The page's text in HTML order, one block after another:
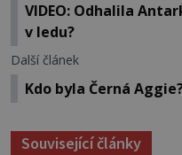
VIDEO: Odhalila
v ledu?
Další článek
Kdo byla Černá
Související články